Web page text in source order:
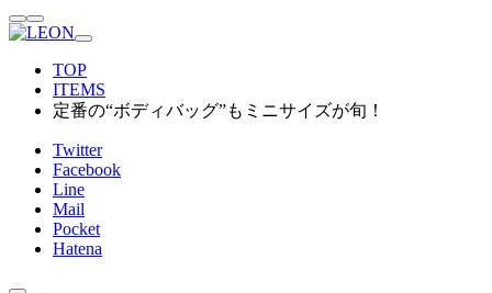
TOP
ITEMS
定番の“ボディバッグ”もミニサイズが旬！
Twitter
Facebook
Line
Mail
Pocket
Hatena